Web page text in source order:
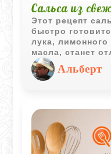
Сальса из
Этот рецепт
быстро
лука, лимонного
масла, станет
джашнуну на
Сальса не
вкусом, но и
Альберт